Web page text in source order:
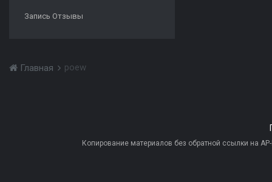
Запись Отзывы
Главная poew
Копирование материалов без обратной ссылки на